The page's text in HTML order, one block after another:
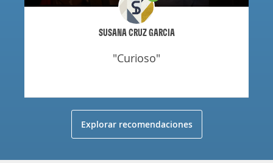
SUSANA CRUZ GARCIA
"curioso"
Explorar recomendaciones